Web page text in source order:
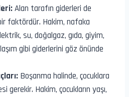
Alan tarafın giderleri de
faktördür. Hakim, nafaka
su, doğalgaz, gıda, giyim,
gibi giderlerini göz önünde
Boşanma halinde, çocuklara
gerekir. Hakim, çocukların yaşı,